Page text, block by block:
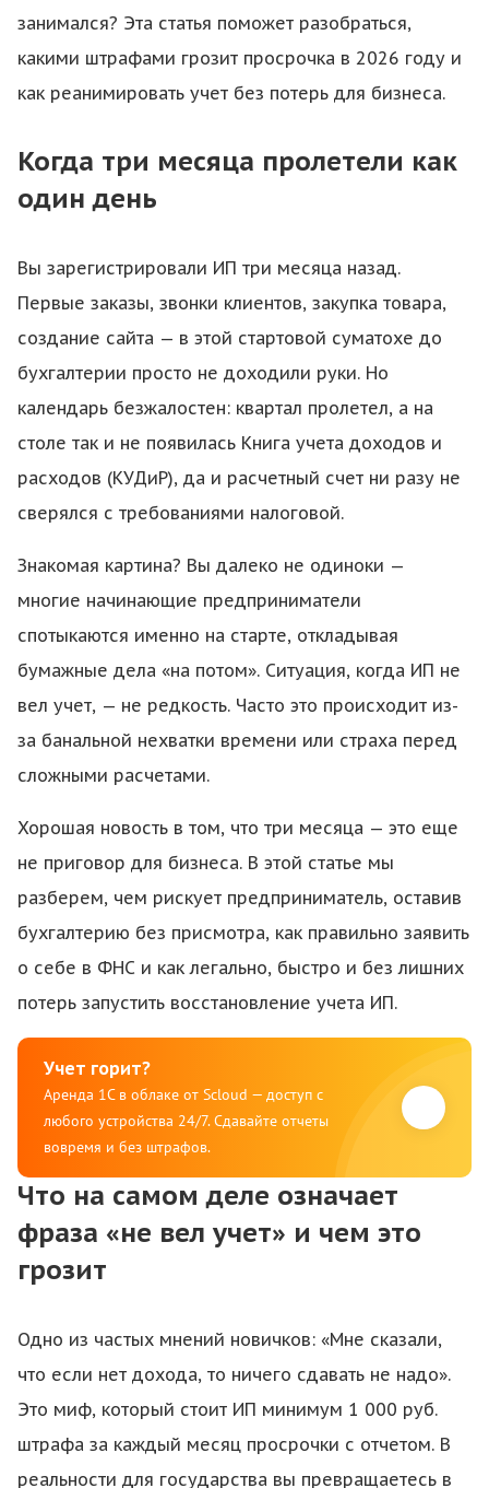
занимался? Эта статья поможет разобраться,
какими штрафами грозит просрочка в 2026 году и
как реанимировать учет без потерь для бизнеса.
Когда три месяца пролетели как
один день
Вы зарегистрировали ИП три месяца назад.
Первые заказы, звонки клиентов, закупка товара,
создание сайта — в этой стартовой суматохе до
бухгалтерии просто не доходили руки. Но
календарь безжалостен: квартал пролетел, а на
столе так и не появилась Книга учета доходов и
расходов (КУДиР), да и расчетный счет ни разу не
сверялся с требованиями налоговой.
Знакомая картина? Вы далеко не одиноки —
многие начинающие предприниматели
спотыкаются именно на старте, откладывая
бумажные дела «на потом». Ситуация, когда ИП не
вел учет, — не редкость. Часто это происходит из-
за банальной нехватки времени или страха перед
сложными расчетами.
Хорошая новость в том, что три месяца — это еще
не приговор для бизнеса. В этой статье мы
разберем, чем рискует предприниматель, оставив
бухгалтерию без присмотра, как правильно заявить
о себе в ФНС и как легально, быстро и без лишних
потерь запустить восстановление учета ИП.
Учет горит?
Аренда 1С в облаке от Scloud — доступ с
любого устройства 24/7. Сдавайте отчеты
вовремя и без штрафов.
Что на самом деле означает
фраза «не вел учет» и чем это
грозит
Одно из частых мнений новичков: «Мне сказали,
что если нет дохода, то ничего сдавать не надо».
Это миф, который стоит ИП минимум 1 000 руб.
штрафа за каждый месяц просрочки с отчетом. В
реальности для государства вы превращаетесь в